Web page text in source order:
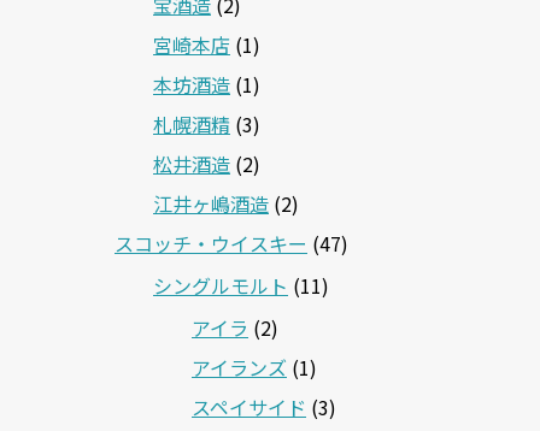
宮崎本店 (1)
本坊酒造 (1)
札幌酒精 (3)
松井酒造 (2)
江井ヶ嶋酒造 (2)
スコッチ・ウイスキー (47)
シングルモルト (11)
アイラ (2)
アイランズ (1)
スペイサイド (3)